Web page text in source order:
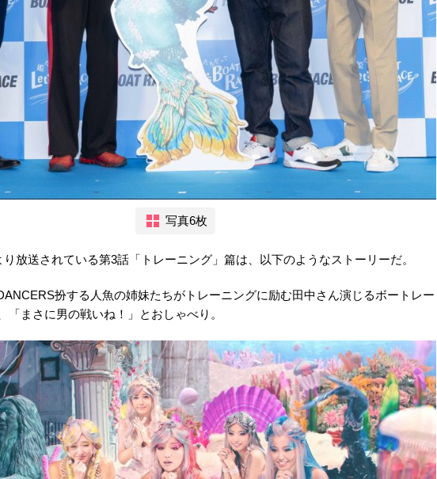
写真6枚
放送されている第3話「トレーニング」篇は、以下のようなストーリーだ。
扮する人魚の姉妹たちがトレーニングに励む田中さん演じるボートレー
「まさに男の戦いね！」とおしゃべり。